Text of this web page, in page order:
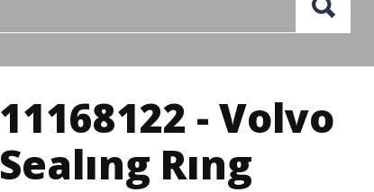
11168122 - Volvo
Sealıng Rıng